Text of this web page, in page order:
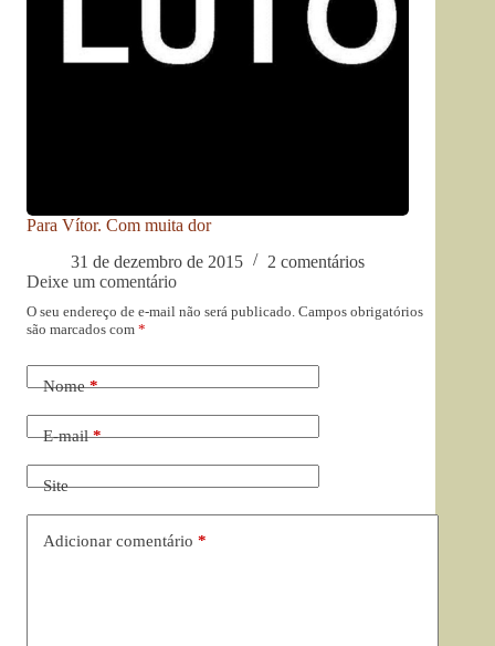
Para Vítor. Com muita dor
31 de dezembro de 2015
2 comentários
Deixe um comentário
O seu endereço de e-mail não será publicado. Campos obrigatórios
são marcados com *
Nome*
E-mail*
Site
Adicionar comentário *